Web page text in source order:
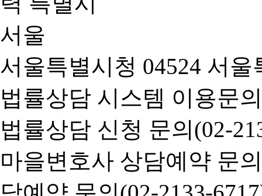
서울특별시청 04524 서
법률상담 시스템 이용문
법률상담 신청 문의(02-
마을변호사 상담예약 문